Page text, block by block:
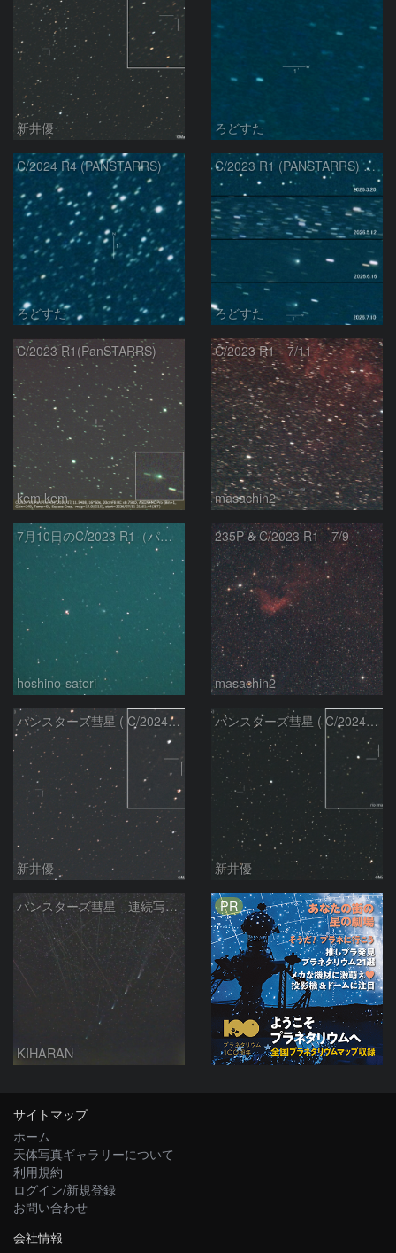
新井優 ろどすた
C/2024 R4 (PANSTARRS)
ろどすた
C/2023 R1 (PANSTARRS) の変化
ろどすた
C/2023 R1(PanSTARRS)
kem.kem
C/2023 R1 7/11
masachin2
7月10日のC/2023 R1（パンスターズ彗星）
hoshino-satori
235P & C/2023 R1 7/9
masachin2
パンスターズ彗星 ( C/2024R4 )：2026/06/28
新井優
パンスターズ彗星 ( C/2024G4 )の予報位置：2026/06/23
新井優
パンスターズ彗星 連続写真 再処理
KIHARAN
PR
サイトマップ
ホーム
天体写真ギャラリーについて
利用規約
ログイン/新規登録
お問い合わせ
会社情報